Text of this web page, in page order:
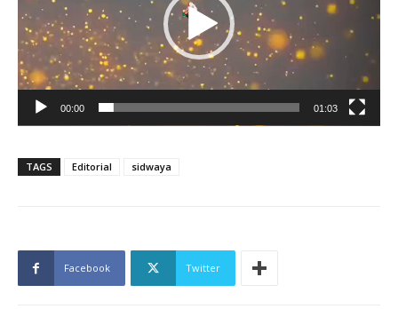
00:00 01:03
TAGS Editorial sidwaya
Facebook Twitter